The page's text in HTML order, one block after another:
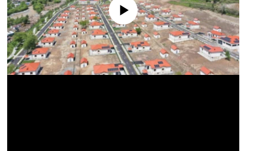
No media source currently available